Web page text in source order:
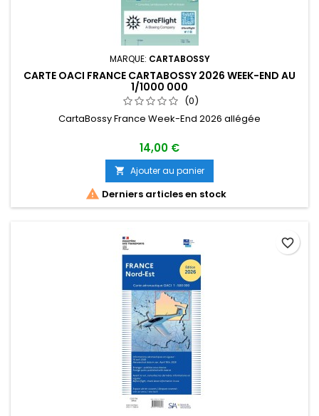
MARQUE: CARTABOSSY
CARTE OACI FRANCE CARTABOSSY 2026 WEEK-END AU
1/1000 000
(0)
CartaBossy France Week-End 2026 allégée
14,00 €
 Ajouter au panier
 Derniers articles en stock
favorite_border